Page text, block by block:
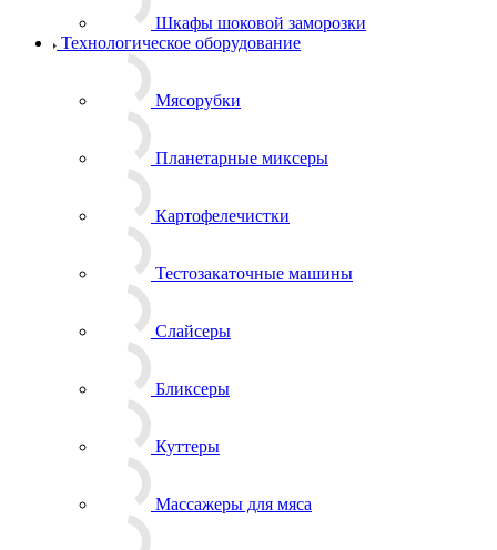
Шкафы шоковой заморозки
Технологическое оборудование
Мясорубки
Планетарные миксеры
Картофелечистки
Тестозакаточные машины
Слайсеры
Бликсеры
Куттеры
Массажеры для мяса